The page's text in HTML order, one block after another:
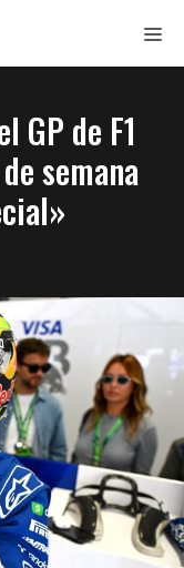
GP de F1
semana